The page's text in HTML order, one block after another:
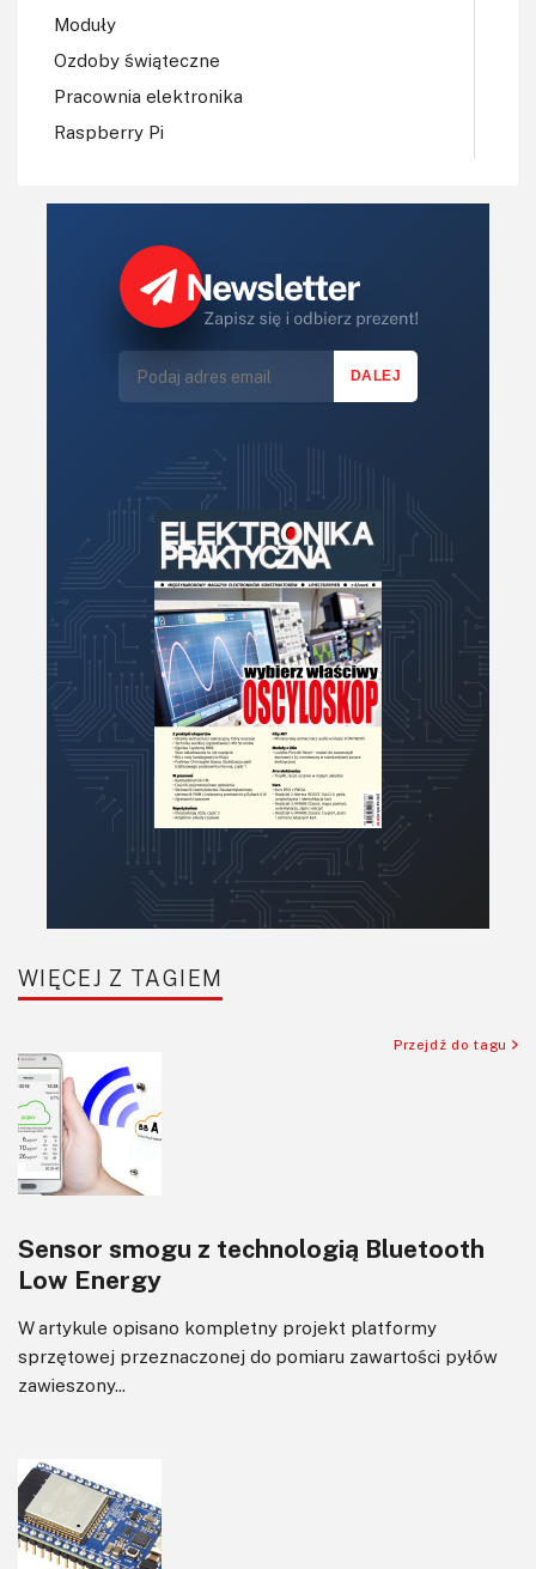
Moduły
Ozdoby świąteczne
Pracownia elektronika
Raspberry Pi
Robotyka
Sterowniki silników
Technika μP, μC, PLD
Termometry i termostaty
WIĘCEJ Z TAGIEM
Przejdź do tagu
Sensor smogu z technologią Bluetooth
Low Energy
W artykule opisano kompletny projekt platformy
sprzętowej przeznaczonej do pomiaru zawartości pyłów
zawieszony...